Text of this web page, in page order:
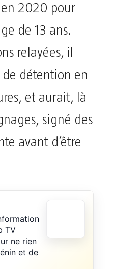
2020 pour
de 13 ans.
relayées, il
détention en
et aurait, là
signé des
avant d’être
TV
ne rien
et de